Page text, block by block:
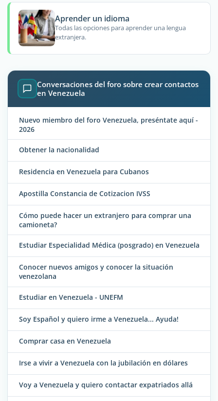
Aprender un idioma
Todas las opciones para aprender una lengua
extranjera.
Conversaciones del foro sobre crear contactos
en Venezuela
Nuevo miembro del foro Venezuela, preséntate aquí -
2026
Obtener la nacionalidad
Residencia en Venezuela para Cubanos
Apostilla Constancia de Cotizacion IVSS
Cómo puede hacer un extranjero para comprar una
camioneta?
Estudiar Especialidad Médica (posgrado) en Venezuela
Conocer nuevos amigos y conocer la situación
venezolana
Estudiar en Venezuela - UNEFM
Soy Español y quiero irme a Venezuela... Ayuda!
Comprar casa en Venezuela
Irse a vivir a Venezuela con la jubilación en dólares
Voy a Venezuela y quiero contactar expatriados allá